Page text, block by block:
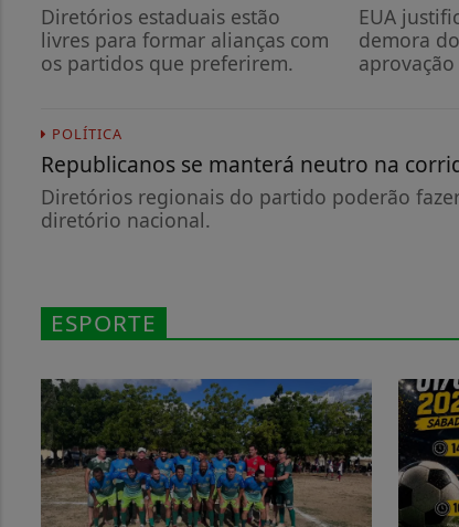
Diretórios estaduais estão
livres para formar alianças com
os partidos que preferirem.
EUA
demora
POLÍTICA
Republicanos se manterá neutro na
Diretórios regionais do partido poderão
diretório nacional.
ESPORTE